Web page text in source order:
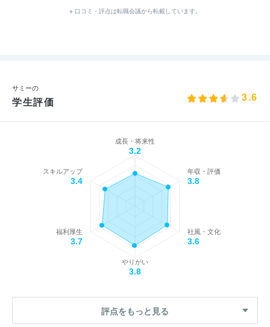
※ 口コミ・評点は転職会議から転載しています。
サミーの
学生評価 3.6
成長・将来性
3.2
年収・評価
3.8
社風・文化
3.6
やりがい
3.8
福利厚生
3.7
スキルアップ
3.4
評点をもっと見る